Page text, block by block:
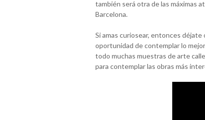
también será otra de las máximas
Barcelona.
Si amas curiosear, entonces déjate
oportunidad de contemplar lo
todo muchas muestras de arte
para contemplar las obras más